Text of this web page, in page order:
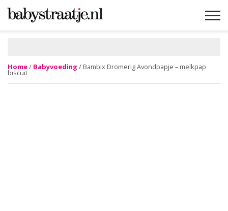
Home/ Babyvoeding / Bambix Dromerig Avondpapje – melkpap
biscuit